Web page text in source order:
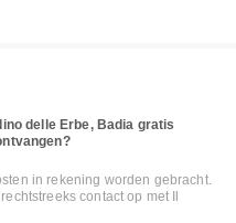
delle Erbe, Badia gratis
in rekening worden gebracht.
contact op met Il